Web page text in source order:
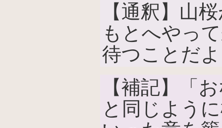
【通釈】山
もとへやっ
待つことだ
【補記】「
と同じよう